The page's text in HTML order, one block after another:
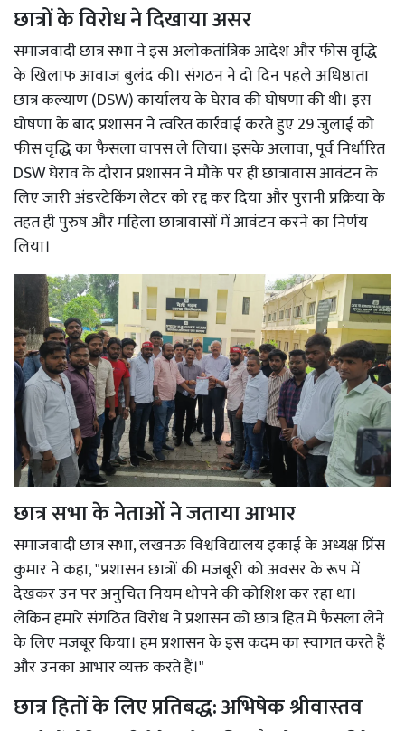
छात्रों के विरोध ने दिखाया असर
समाजवादी छात्र सभा ने इस अलोकतांत्रिक आदेश और फीस वृद्धि
के खिलाफ आवाज बुलंद की। संगठन ने दो दिन पहले अधिष्ठाता
छात्र कल्याण (DSW) कार्यालय के घेराव की घोषणा की थी। इस
घोषणा के बाद प्रशासन ने त्वरित कार्रवाई करते हुए 29 जुलाई को
फीस वृद्धि का फैसला वापस ले लिया। इसके अलावा, पूर्व निर्धारित
DSW घेराव के दौरान प्रशासन ने मौके पर ही छात्रावास आवंटन के
लिए जारी अंडरटेकिंग लेटर को रद्द कर दिया और पुरानी प्रक्रिया के
तहत ही पुरुष और महिला छात्रावासों में आवंटन करने का निर्णय
लिया।
छात्र सभा के नेताओं ने जताया आभार
समाजवादी छात्र सभा, लखनऊ विश्वविद्यालय इकाई के अध्यक्ष प्रिंस
कुमार ने कहा, "प्रशासन छात्रों की मजबूरी को अवसर के रूप में
देखकर उन पर अनुचित नियम थोपने की कोशिश कर रहा था।
लेकिन हमारे संगठित विरोध ने प्रशासन को छात्र हित में फैसला लेने
के लिए मजबूर किया। हम प्रशासन के इस कदम का स्वागत करते हैं
और उनका आभार व्यक्त करते हैं।"
छात्र हितों के लिए प्रतिबद्ध: अभिषेक श्रीवास्तव